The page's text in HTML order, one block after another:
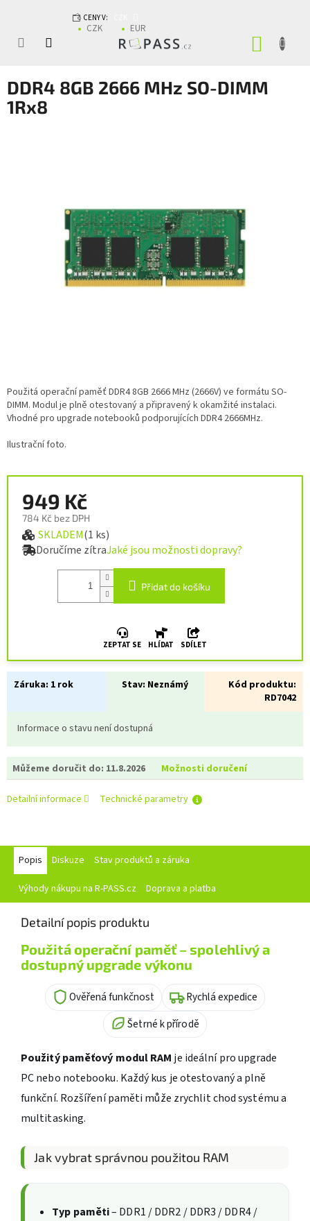
CENY V:
CZK EUR
DDR4 8GB 2666 MHz SO-DIMM
1Rx8
949 Kč
784 Kč bez DPH
Měrná cena:
SKLADEM(1 ks)
Doručíme zítraJaké jsou možnosti dopravy?
Přidat do košíku
ZEPTAT SE HLÍDAT SDÍLET
Záruka: 1 rok Stav: Neznámý
Kód produktu:
RD7042
Informace o stavu není dostupná
Můžeme doručit do: 11.8.2026 Možnosti doručení
Použitá operační paměť DDR4 8GB 2666 MHz (2666V) ve formátu SO-
DIMM. Modul je plně otestovaný a připravený k okamžité instalaci.
Vhodné pro upgrade notebooků podporujících DDR4 2666MHz.
Ilustrační foto.
Detailní informace Technické parametry
Popis Diskuze Stav produktů a záruka
Výhody nákupu na R-PASS.cz Doprava a platba
Detailní popis produktu
Použitá operační paměť – spolehlivý a
dostupný upgrade výkonu
Ověřená funkčnost
Rychlá expedice
Šetrné k přírodě
Použitý paměťový modul RAM je ideální pro upgrade
PC nebo notebooku. Každý kus je otestovaný a plně
funkční. Rozšíření paměti může zrychlit chod systému a
multitasking.
Jak vybrat správnou použitou RAM
Typ paměti– DDR1 / DDR2 / DDR3 / DDR4 /